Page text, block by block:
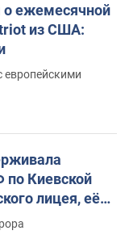
о ежемесячной
из США:
европейскими
по Киевской
лицея, её